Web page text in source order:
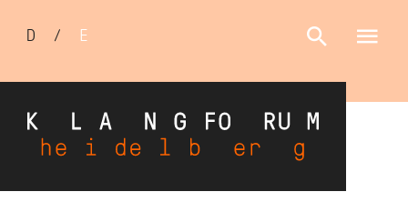
Sprachumschalter
D / E